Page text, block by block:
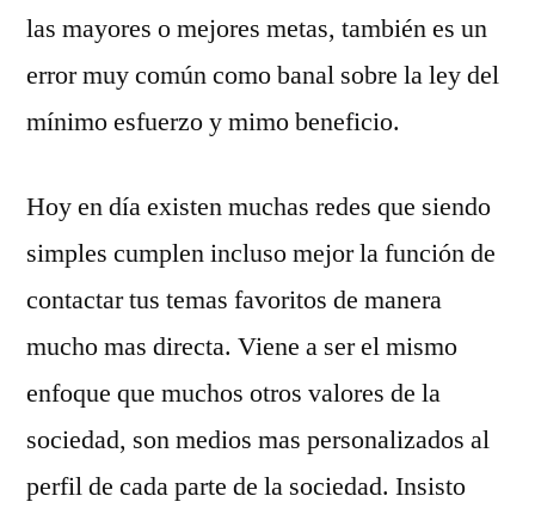
las mayores o mejores metas, también es un
error muy común como banal sobre la ley del
mínimo esfuerzo y mimo beneficio.
Hoy en día existen muchas redes que siendo
simples cumplen incluso mejor la función de
contactar tus temas favoritos de manera
mucho mas directa. Viene a ser el mismo
enfoque que muchos otros valores de la
sociedad, son medios mas personalizados al
perfil de cada parte de la sociedad. Insisto